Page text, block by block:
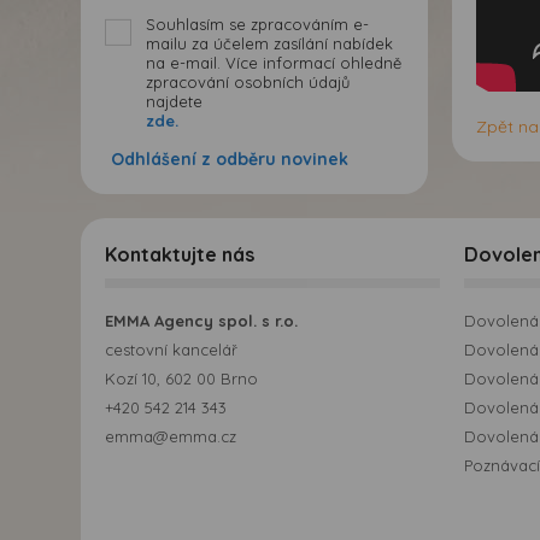
Souhlasím se zpracováním e-
mailu za účelem zasílání nabídek
na e-mail. Více informací ohledně
zpracování osobních údajů
najdete
zde.
Odhlášení z odběru novinek
Zpět
Kontaktujte nás
EMMA Agency spol. s r.o.
cestovní kancelář
Kozí 10, 602 00 Brno
+420 542 214 343
emma@emma.cz
Dovolená